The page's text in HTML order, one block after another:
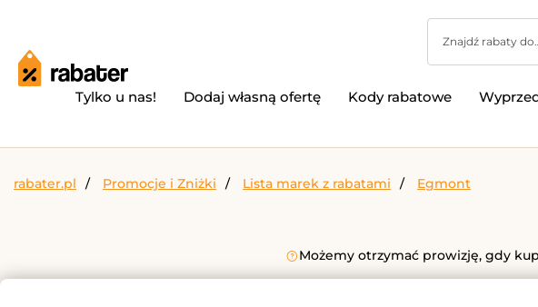
Tylko u nas! Dodaj własną ofertę Kody rabatowe
rabater.pl Promocje i Zniżki Lista marek z rabatami Egmont
Możemy otrzymać prowizję, gdy